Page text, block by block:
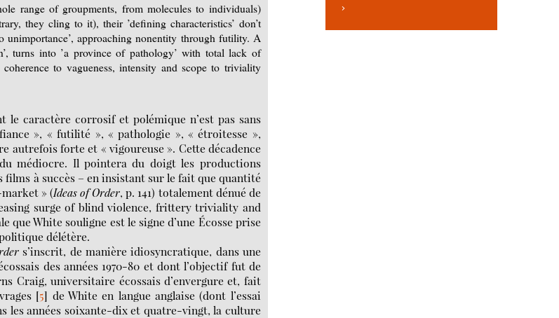
range of groupments, from molecules to individuals)
they cling to it), their ’defining characteristics’ don’t
unimportance’, approaching nonentity through futility. A
turns into ’a province of pathology’ with total lack of
to vagueness, intensity and scope to triviality
caractère corrosif et polémique n’est pas sans
», « futilité », « pathologie », « étroitesse »,
autrefois forte et « vigoureuse ». Cette décadence
médiocre. Il pointera du doigt les productions
à succès – en insistant sur le fait que quantité
» (Ideas of Order, p. 141) totalement dénué de
surge of blind violence, frittery triviality and
que White souligne est le signe d’une Écosse prise
délétère.
s’inscrit, de manière idiosyncratique, dans une
des années 1970-80 et dont l’objectif fut de
Craig, universitaire écossais d’envergure et, fait
[5] de White en langue anglaise (dont l’essai
les années soixante-dix et quatre-vingt, la culture
>